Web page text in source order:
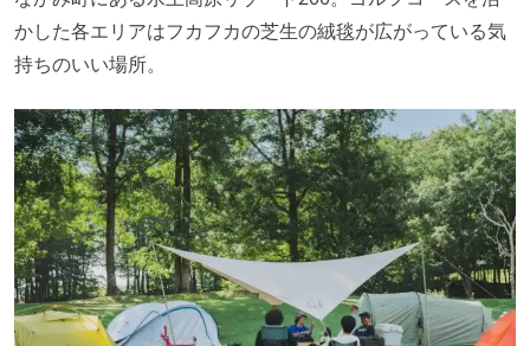
かした各エリアはフカフカの芝生の絨毯が広がっている気
持ちのいい場所。